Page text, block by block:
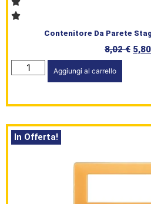
Contenitore Da Parete
8,02€ 5,80
Aggiungi al carrello
In Offerta!